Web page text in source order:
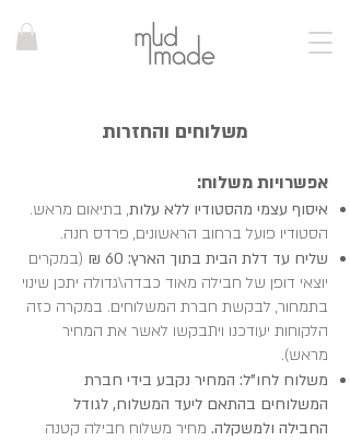
משלוחים והחזרות
אפשרויות משלוח:
איסוף עצמי מהסטודיו ללא עלות, בתיאום מראש.
הסטודיו פועל ברחוב הראשונים, פרדס חנה.
שליח עד דלת הבית בתוך הארץ: 60 ₪
(במקרים
יוצאי דופן של חבילה מאוד כבדה\גדולה יתכן שינוי
בתמחור, לבקשת חברת המשלוחים. במקרה כזה
הלקוחות יעודכנו ויתבקשו לאשר את המחיר
מראש).
משלוח לחו"ל: המחיר נקבע בידי חברת
המשלוחים בהתאם ליעד המשלוח, לגודל
החבילה ולמשקלה. מחיר משלוח חבילה קטנה